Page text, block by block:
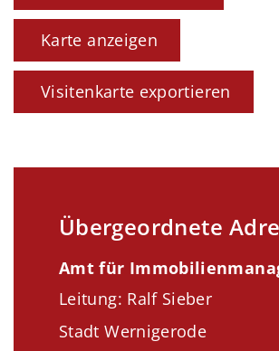
Karte anzeigen
Visitenkarte exportieren
Übergeordnete
Amt für
Leitung: Ralf Sieber
Stadt Wernigerode